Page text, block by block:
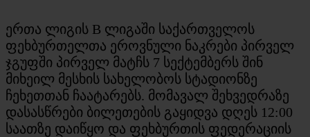
ერთა ლიგის B ლიგაში საქართველოს
ფეხბურთელთა ეროვნული ნაკრები პირველ
ჯგუფში პირველ მატჩს 7 სექტემბერს შინ
მიხეილ მესხის სახელობოს სტადიონზე
ჩეხეთთან ჩაატარებს. მომავალ შეხვედრაზე
დასასწრები ბილეთების გაყიდვა დღეს 12:00
საათზე დაიწყო და ფეხბურთის ფედერაციის